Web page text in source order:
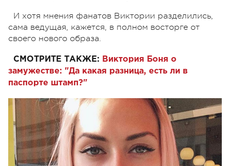
И хотя мнения фанатов Виктории разделились,
сама ведущая, кажется, в полном восторге от
своего нового образа.
СМОТРИТЕ ТАКЖЕ: Виктория Боня о
замужестве: "Да какая разница, есть ли в
паспорте штамп?"